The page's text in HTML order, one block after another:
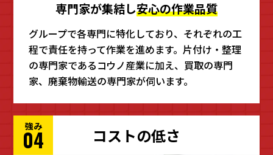
専門家が集結し安心の作業品質
グループで各専門に特化しており、それぞれの工
程で責任を持って作業を進めます。片付け・整理
の専門家であるコウノ産業に加え、買取の専門
家、廃棄物輸送の専門家が伺います。
強み
04 コストの低さ